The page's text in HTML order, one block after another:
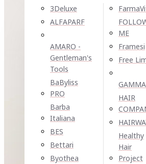
3Deluxe
ALFAPARF
AMARO -
Gentleman's
Tools
BaByliss
PRO
Barba
Italiana
BES
Bettari
Byothea
ME
Framesi
Free
HAIR
Healthy
Hair
Project